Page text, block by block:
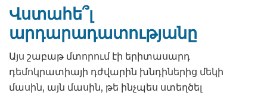
Վստահե՞լ
արդարադատությանը
Այս շաբաթ մտորում էի երիտասարդ
դեմոկրատիայի դժվարին խնդիներից մեկի
մասին, այն մասին, թե ինչպես ստեղծել